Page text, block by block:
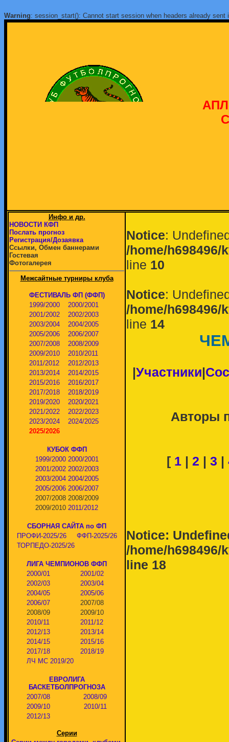
Warning: session_start(): Cannot start session when headers already sent
Инфо и др.
НОВОСТИ КФП
Послать прогноз
Регистрация/Дозаявка
Ссылки, Обмен баннерами
Гостевая
Фотогалерея
Межсайтные турниры клуба
ФЕСТИВАЛЬ ФП (ФФП)
1999/2000
2000/2001
2001/2002
2002/2003
2003/2004
2004/2005
2005/2006
2006/2007
2007/2008
2008/2009
2009/2010
2010/2011
2011/2012
2012/2013
2013/2014
2014/2015
2015/2016
2016/2017
2017/2018
2018/2019
2019/2020
2020/2021
2021/2022
2022/2023
2023/2024
2024/2025
2025/2026
КУБОК ФФП
1999/2000 2000/2001
2001/2002 2002/2003
2003/2004 2004/2005
2005/2006 2006/2007
2007/2008 2008/2009
2009/2010 2011/2012
СБОРНАЯ САЙТА по ФП
ПРОФИ-2025/26
ФФП-2025/26
ТОРПЕДО-2025/26
ЛИГА ЧЕМПИОНОВ ФФП
2000/01
2001/02
2002/03
2003/04
2004/05
2005/06
2006/07
2007/08
2008/09
2009/10
2010/11
2011/12
2012/13
2013/14
2014/15
2015/16
2017/18
2018/19
ЛЧ МС 2019/20
ЕВРОЛИГА
БАСКЕТБОЛПРОГНОЗА
2007/08
2008/09
2009/10
2010/11
2012/13
Серии
Notice:
/home/h698496/
line 10
Notice:
/home/h698496/
line 14
|Участники|
Авторы
[ 1 | 2 | 3 |
Notice:
/home/h698496/
line 18